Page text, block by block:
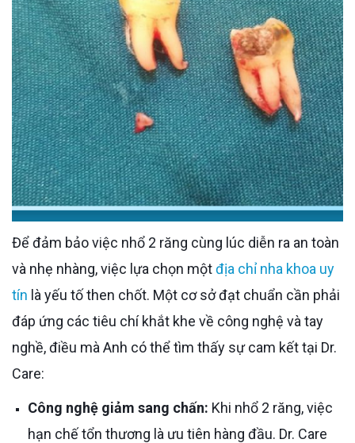
Để đảm bảo việc nhổ 2 răng cùng lúc diễn ra an toàn
và nhẹ nhàng, việc lựa chọn mộtđịa chỉ nha khoa uy
tín là yếu tố then chốt. Một cơ sở đạt chuẩn cần phải
đáp ứng các tiêu chí khắt khe về công nghệ và tay
nghề, điều mà Anh có thể tìm thấy sự cam kết tại Dr.
Care:
Công nghệ giảm sang chấn: Khi nhổ 2 răng, việc
hạn chế tổn thương là ưu tiên hàng đầu. Dr. Care